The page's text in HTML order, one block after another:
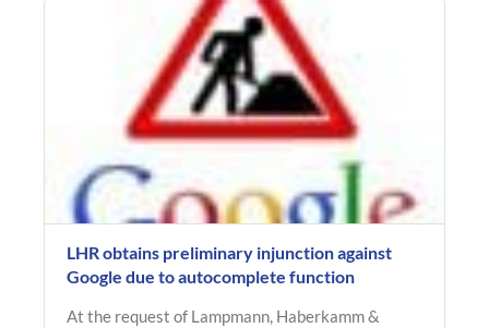
LHR obtains preliminary injunction against
Google due to autocomplete function
At the request of Lampmann, Haberkamm &